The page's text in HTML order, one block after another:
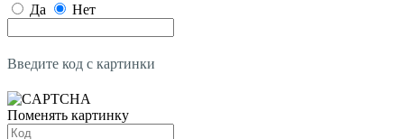
Да Нет
Введите код с картинки
Поменять картинку